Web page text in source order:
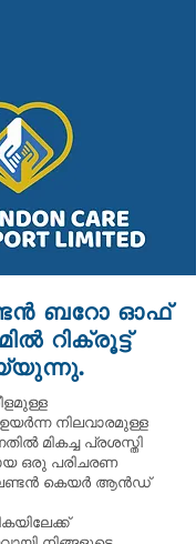
ബറോ ഓഫ്
റിക്രൂട്ട്
നിലവാരമുള്ള
മികച്ച പ്രശസ്തി
ഒരു പരിചരണ
ലണ്ടൻ കെയർ ആൻഡ്